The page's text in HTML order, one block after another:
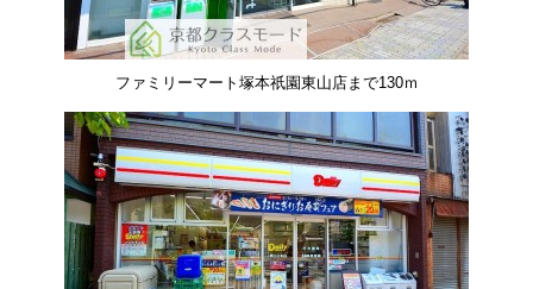
ファミリーマート塚本祇園東山店まで130ｍ